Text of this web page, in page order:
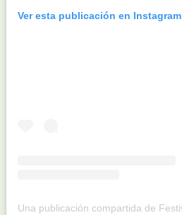
Ver esta publicación en Instagram